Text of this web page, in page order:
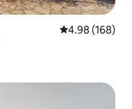
औसत रेटिंग 5 में से
4.98 (168)